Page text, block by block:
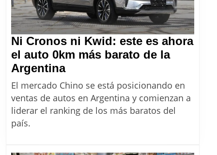
Ni Cronos ni Kwid: este es ahora
el auto 0km más barato de la
ArgentinaNi
Cronos
ni
Kwid:
El mercado Chino se está posicionando en
ventas de autos en Argentina y comienzan a
liderar el ranking de los más baratos del
país.